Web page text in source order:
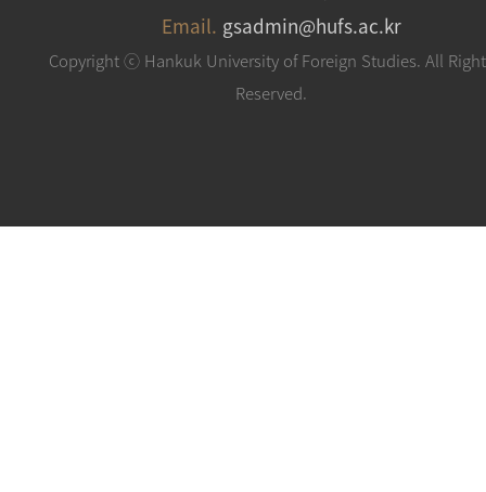
Email. gsadmin@hufs.ac.kr
Copyright ⓒ Hankuk University of Foreign Studies. All
Reserved.